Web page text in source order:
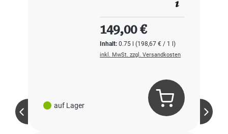
auf Lager
Inhalt:0.75 l(198,67 € / 1 l)
Regulärer Preis:
149,00 €
inkl. MwSt. zzgl. Versandkosten